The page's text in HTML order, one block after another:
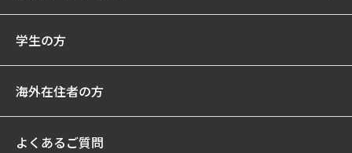
学生の方
海外在住者の方
よくあるご質問